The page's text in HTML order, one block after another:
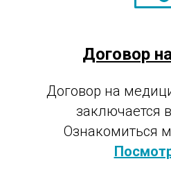
Договор
Договор на
заключается
Ознакомиться